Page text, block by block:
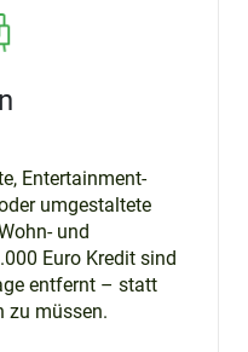
Entertainment-
umgestaltete
und
Euro Kredit sind
entfernt – statt
zu müssen.